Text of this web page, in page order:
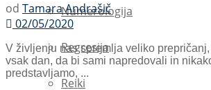
Numerologija
Regresija
Reiki
od Tamara Andrašič
02/05/2020
V življenju nas spremlja veliko
vsak dan, da bi sami napredovali in
predstavljamo, ...